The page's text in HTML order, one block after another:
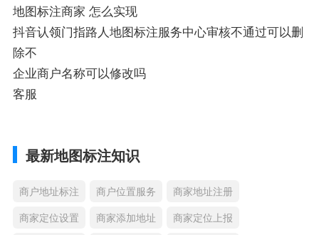
地图标注商家 怎么实现
抖音认领门指路人地图标注服务中心审核不通过可以删
除不
企业商户名称可以修改吗
客服
最新地图标注知识
商户地址标注 商户位置服务
商家地址注册
商家定位设置
商家添加地址
商家定位上报